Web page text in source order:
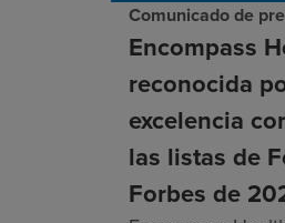
Comunicado de
Encompass
reconocida
excelencia
las listas de
Forbes de